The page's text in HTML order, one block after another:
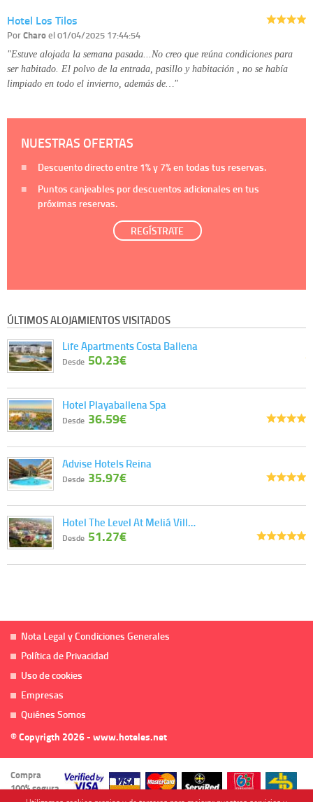
Hotel Los Tilos
PorCharoel 01/04/2025 17:44:54
"Estuve alojada la semana pasada...No creo que reúna condiciones para
ser habitado. El polvo de la entrada, pasillo y habitación , no se había
limpiado en todo el invierno, además de…"
NUESTRAS OFERTAS
Descuento directo entre 1%y 7%en todas tus reservas.
Puntos canjeables por descuentos adicionales en tus
próximas reservas.
REGÍSTRATE
ÚLTIMOS ALOJAMIENTOS VISITADOS
Life Apartments Costa Ballena
Desde 50.23€
Hotel Playaballena Spa
Desde 36.59€
Advise Hotels Reina
Desde 35.97€
Hotel The Level At Meliá Vill…
Desde 51.27€
Nota Legal y Condiciones Generales
Política de Privacidad
Uso de cookies
Empresas
Quiénes Somos
© Copyrigth 2026 - www.hoteles.net
Compra
100% segura